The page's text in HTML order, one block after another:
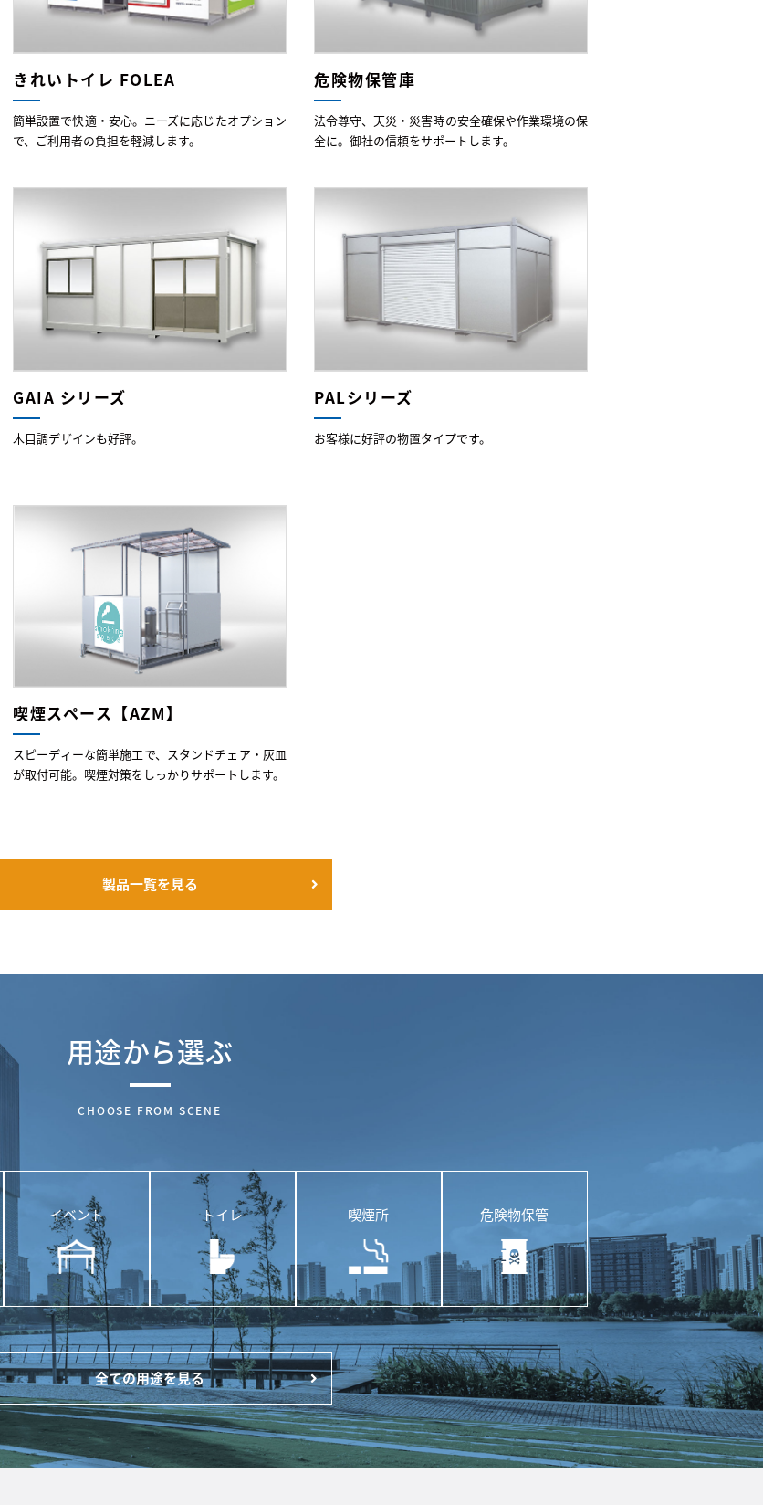
きれいトイレ FOLEA
簡単設置で快適・安心。ニーズに応じたオプション
で、ご利用者の負担を軽減します。
危険物保管庫
法令尊守、天災・災害時の安全確保や作業環境の保
全に。御社の信頼をサポートします。
GAIA シリーズ
木目調デザインも好評。
PALシリーズ
お客様に好評の物置タイプです。
喫煙スペース【AZM】
スピーディーな簡単施工で、スタンドチェア・灰皿
が取付可能。喫煙対策をしっかりサポートします。
製品一覧を見る
用途から選ぶ
CHOOSE FROM SCENE
イベント トイレ 喫煙所 危険物保管
全ての用途を見る